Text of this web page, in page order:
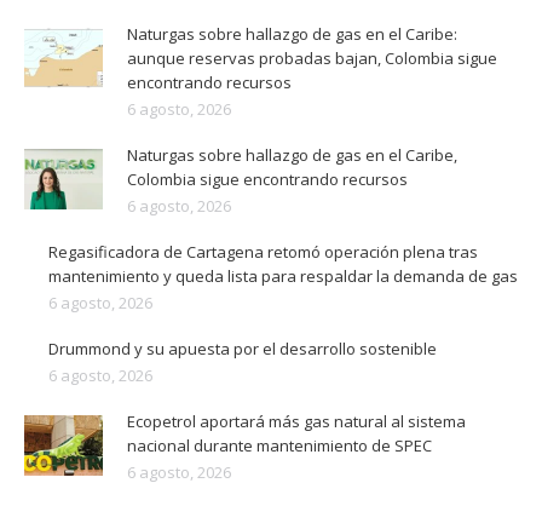
Naturgas sobre hallazgo de gas en el Caribe:
aunque reservas probadas bajan, Colombia sigue
encontrando recursos
6 agosto, 2026
Naturgas sobre hallazgo de gas en el Caribe,
Colombia sigue encontrando recursos
6 agosto, 2026
Regasificadora de Cartagena retomó operación plena tras
mantenimiento y queda lista para respaldar la demanda de gas
6 agosto, 2026
Drummond y su apuesta por el desarrollo sostenible
6 agosto, 2026
Ecopetrol aportará más gas natural al sistema
nacional durante mantenimiento de SPEC
6 agosto, 2026